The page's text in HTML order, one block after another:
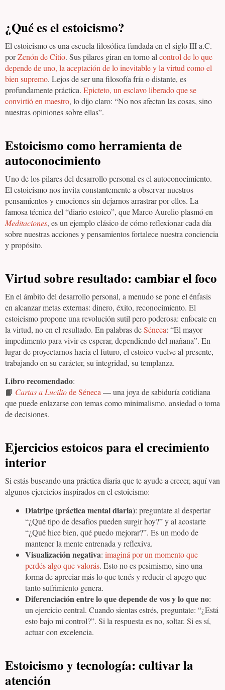
¿Qué es el estoicismo?
El estoicismo es una escuela filosófica fundada en el siglo III a.C.
porZenón de Citio. Sus pilares giran en torno al control de lo que
depende de uno, la aceptación de lo inevitable y la virtud como el
bien supremo. Lejos de ser una filosofía fría o distante, es
profundamente práctica. Epicteto, un esclavo liberado que se
convirtió en maestro, lo dijo claro: “No nos afectan las cosas, sino
nuestras opiniones sobre ellas”.
Estoicismo como herramienta de
autoconocimiento
Uno de los pilares del desarrollo personal es el autoconocimiento.
El estoicismo nos invita constantemente a observar nuestros
pensamientos y emociones sin dejarnos arrastrar por ellos. La
famosa técnica del “diario estoico”, que Marco Aurelio plasmó en
Meditaciones, es un ejemplo clásico de cómo reflexionar cada día
sobre nuestras acciones y pensamientos fortalece nuestra conciencia
y propósito.
Virtud sobre resultado: cambiar el foco
En el ámbito del desarrollo personal, a menudo se pone el énfasis
en alcanzar metas externas: dinero, éxito, reconocimiento. El
estoicismo propone una revolución sutil pero poderosa: enfocate en
la virtud, no en el resultado. En palabras deSéneca: “El mayor
impedimento para vivir es esperar, dependiendo del mañana”. En
lugar de proyectarnos hacia el futuro, el estoico vuelve al presente,
trabajando en su carácter, su integridad, su templanza.
Libro recomendado:
📙 Cartas a Luciliode Séneca— una joya de sabiduría cotidiana
que puede enlazarse con temas como minimalismo, ansiedad o toma
de decisiones.
Ejercicios estoicos para el crecimiento
interior
Si estás buscando una práctica diaria que te ayude a crecer, aquí van
algunos ejercicios inspirados en el estoicismo:
Diatripe (práctica mental diaria): preguntate al despertar
“¿Qué tipo de desafíos pueden surgir hoy?” y al acostarte
“¿Qué hice bien, qué puedo mejorar?”. Es un modo de
mantener la mente entrenada y reflexiva.
Visualización negativa: imaginá por un momento que
perdés algo que valorás. Esto no es pesimismo, sino una
forma de apreciar más lo que tenés y reducir el apego que
tanto sufrimiento genera.
Diferenciación entre lo que depende de vos y lo que no:
un ejercicio central. Cuando sientas estrés, preguntate: “¿Está
esto bajo mi control?”. Si la respuesta es no, soltar. Si es sí,
actuar con excelencia.
Estoicismo y tecnología: cultivar la
atención